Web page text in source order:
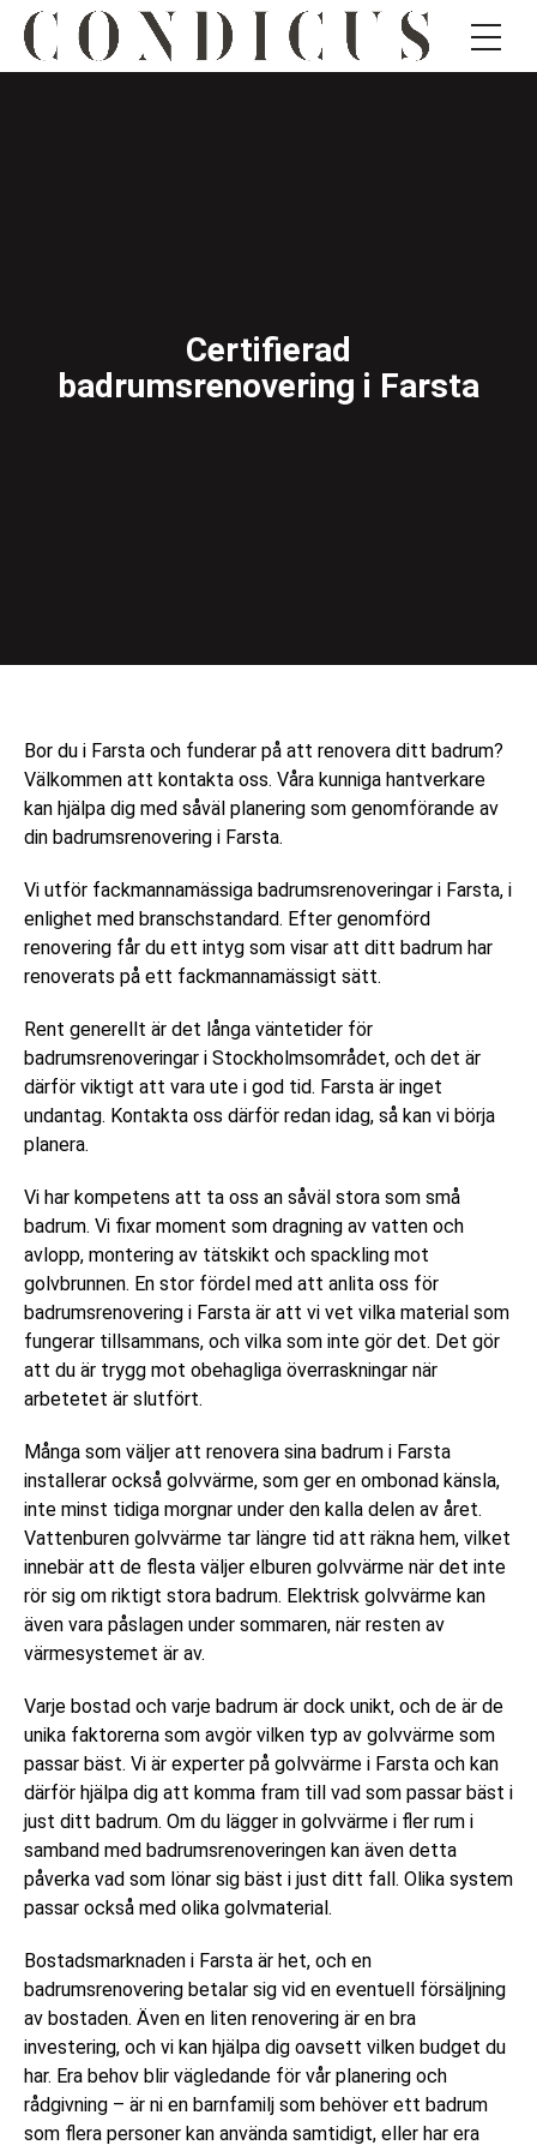
Certifierad
badrumsrenovering i Farsta
Bor du i Farsta och funderar på att renovera ditt badrum?
Välkommen att kontakta oss. Våra kunniga hantverkare
kan hjälpa dig med såväl planering som genomförande av
din badrumsrenovering i Farsta.
Vi utför fackmannamässiga badrumsrenoveringar i Farsta, i
enlighet med branschstandard. Efter genomförd
renovering får du ett intyg som visar att ditt badrum har
renoverats på ett fackmannamässigt sätt.
Rent generellt är det långa väntetider för
badrumsrenoveringar i Stockholmsområdet, och det är
därför viktigt att vara ute i god tid. Farsta är inget
undantag. Kontakta oss därför redan idag, så kan vi börja
planera.
Vi har kompetens att ta oss an såväl stora som små
badrum. Vi fixar moment som dragning av vatten och
avlopp, montering av tätskikt och spackling mot
golvbrunnen. En stor fördel med att anlita oss för
badrumsrenovering i Farsta är att vi vet vilka material som
fungerar tillsammans, och vilka som inte gör det. Det gör
att du är trygg mot obehagliga överraskningar när
arbetetet är slutfört.
Många som väljer att renovera sina badrum i Farsta
installerar också golvvärme, som ger en ombonad känsla,
inte minst tidiga morgnar under den kalla delen av året.
Vattenburen golvvärme tar längre tid att räkna hem, vilket
innebär att de flesta väljer elburen golvvärme när det inte
rör sig om riktigt stora badrum. Elektrisk golvvärme kan
även vara påslagen under sommaren, när resten av
värmesystemet är av.
Varje bostad och varje badrum är dock unikt, och de är de
unika faktorerna som avgör vilken typ av golvvärme som
passar bäst. Vi är experter på golvvärme i Farsta och kan
därför hjälpa dig att komma fram till vad som passar bäst i
just ditt badrum. Om du lägger in golvvärme i fler rum i
samband med badrumsrenoveringen kan även detta
påverka vad som lönar sig bäst i just ditt fall. Olika system
passar också med olika golvmaterial.
Bostadsmarknaden i Farsta är het, och en
badrumsrenovering betalar sig vid en eventuell försäljning
av bostaden. Även en liten renovering är en bra
investering, och vi kan hjälpa dig oavsett vilken budget du
har. Era behov blir vägledande för vår planering och
rådgivning – är ni en barnfamilj som behöver ett badrum
som flera personer kan använda samtidigt, eller har era